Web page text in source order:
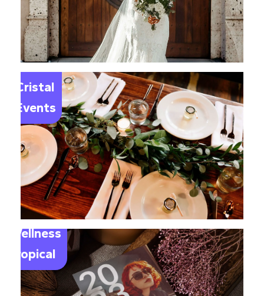
Le
Cristal
Events
Wellness
Tropical